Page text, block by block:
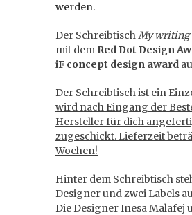
werden.
Der SchreibtischMy writing
mit dem Red Dot Design
iF concept design award
Der Schreibtisch ist ein
wird nach Eingang der
Hersteller für dich
zugeschickt. Lieferzeit
Wochen!
Hinter dem Schreibtisch
Designer und zwei Labels
Die Designer Inesa Malafej